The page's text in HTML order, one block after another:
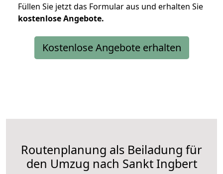
Füllen Sie jetzt das Formular aus und erhalten Sie
kostenloseAngebote.
Kostenlose Angebote erhalten
Routenplanung als Beiladung für
den Umzug nach Sankt Ingbert